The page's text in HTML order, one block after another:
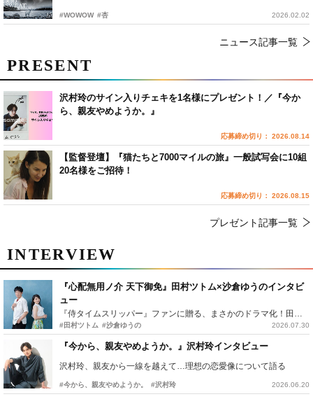
#WOWOW #杏 2026.02.02
ニュース記事一覧
INTERVIEW
『心配無用ノ介 天下御免』田村ツトム×沙倉ゆうのインタビ
ュー
#田村ツトム #沙倉ゆうの 2026.07.30
『今から、親友やめようか。』沢村玲インタビュー
沢村玲、親友から一線を越えて…理想の恋愛像について語る
#今から、親友やめようか。 #沢村玲 2026.06.20
PRESENT
沢村玲のサイン入りチェキを1名様にプレゼント！／『今か
ら、親友やめようか。』
応募締め切り： 2026.08.14
【監督登壇】『猫たちと7000マイルの旅』一般試写会に10組
20名様をご招待！
応募締め切り： 2026.08.15
プレゼント記事一覧